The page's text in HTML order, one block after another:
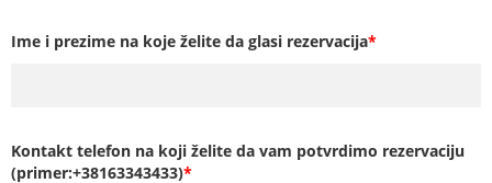
Ime i prezime na koje želite da glasi rezervacija*
Kontakt telefon na koji želite da vam potvrdimo rezervaciju
(primer:+38163343433)*